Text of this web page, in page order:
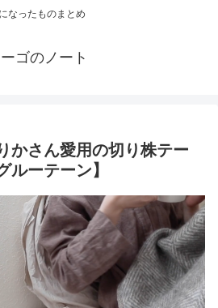
なったものまとめ
ゴのノート
かさん愛用の切り株テー
ルーテーン】